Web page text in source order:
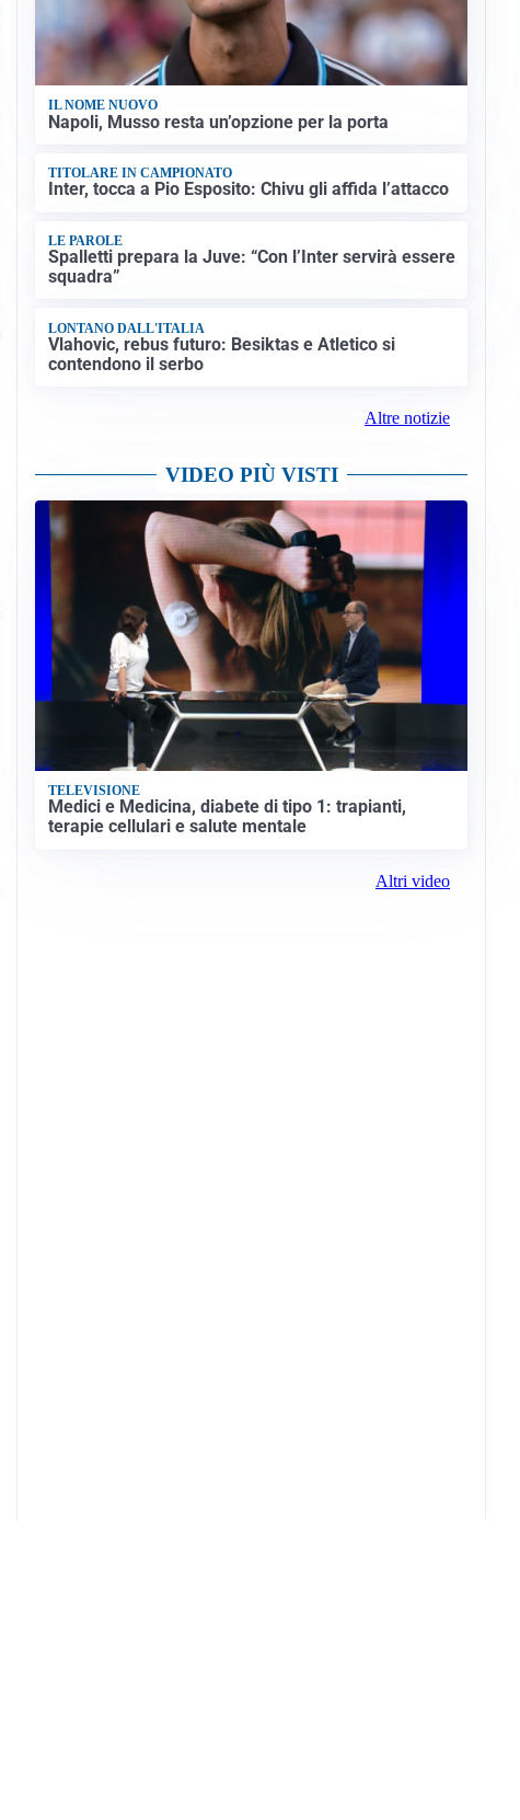
IL NOME NUOVO
Napoli, Musso resta un’opzione per la porta
TITOLARE IN CAMPIONATO
Inter, tocca a Pio Esposito: Chivu gli affida l’attacco
LE PAROLE
Spalletti prepara la Juve: “Con l’Inter servirà essere
squadra”
LONTANO DALL'ITALIA
Vlahovic, rebus futuro: Besiktas e Atletico si
contendono il serbo
Altre notizie
VIDEO PIÙ VISTI
TELEVISIONE
Medici e Medicina, diabete di tipo 1: trapianti,
terapie cellulari e salute mentale
Altri video